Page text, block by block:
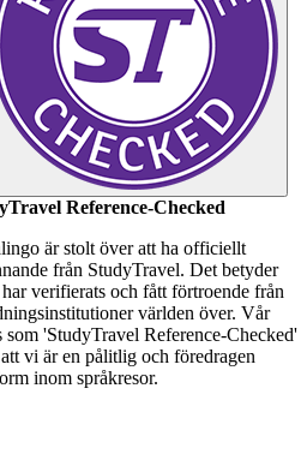
Reference-Checked
är stolt över att ha officiellt
från StudyTravel. Det betyder
verifierats och fått förtroende från
världen över. Vår
som 'StudyTravel Reference-Checked'
vi är en pålitlig och föredragen
inom språkresor.